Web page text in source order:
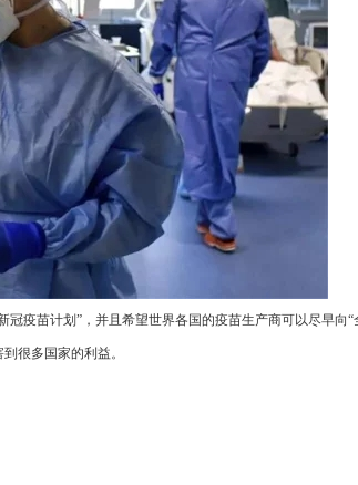
疫苗计划”，并且希望世界各国的疫苗生产商可以尽早
很多国家的利益。